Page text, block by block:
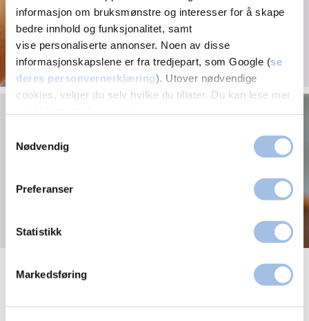
informasjon om bruksmønstre og interesser for å skape
bedre innhold og funksjonalitet, samt
vise personaliserte annonser. Noen av disse
informasjonskapslene er fra tredjepart, som Google (se
deres personvernerklæring). Utover nødvendige
cookies, velger du selv hvilke du tillater. Du kan lese mer
Nødvendig
Preferanser
Statistikk
Markedsføring